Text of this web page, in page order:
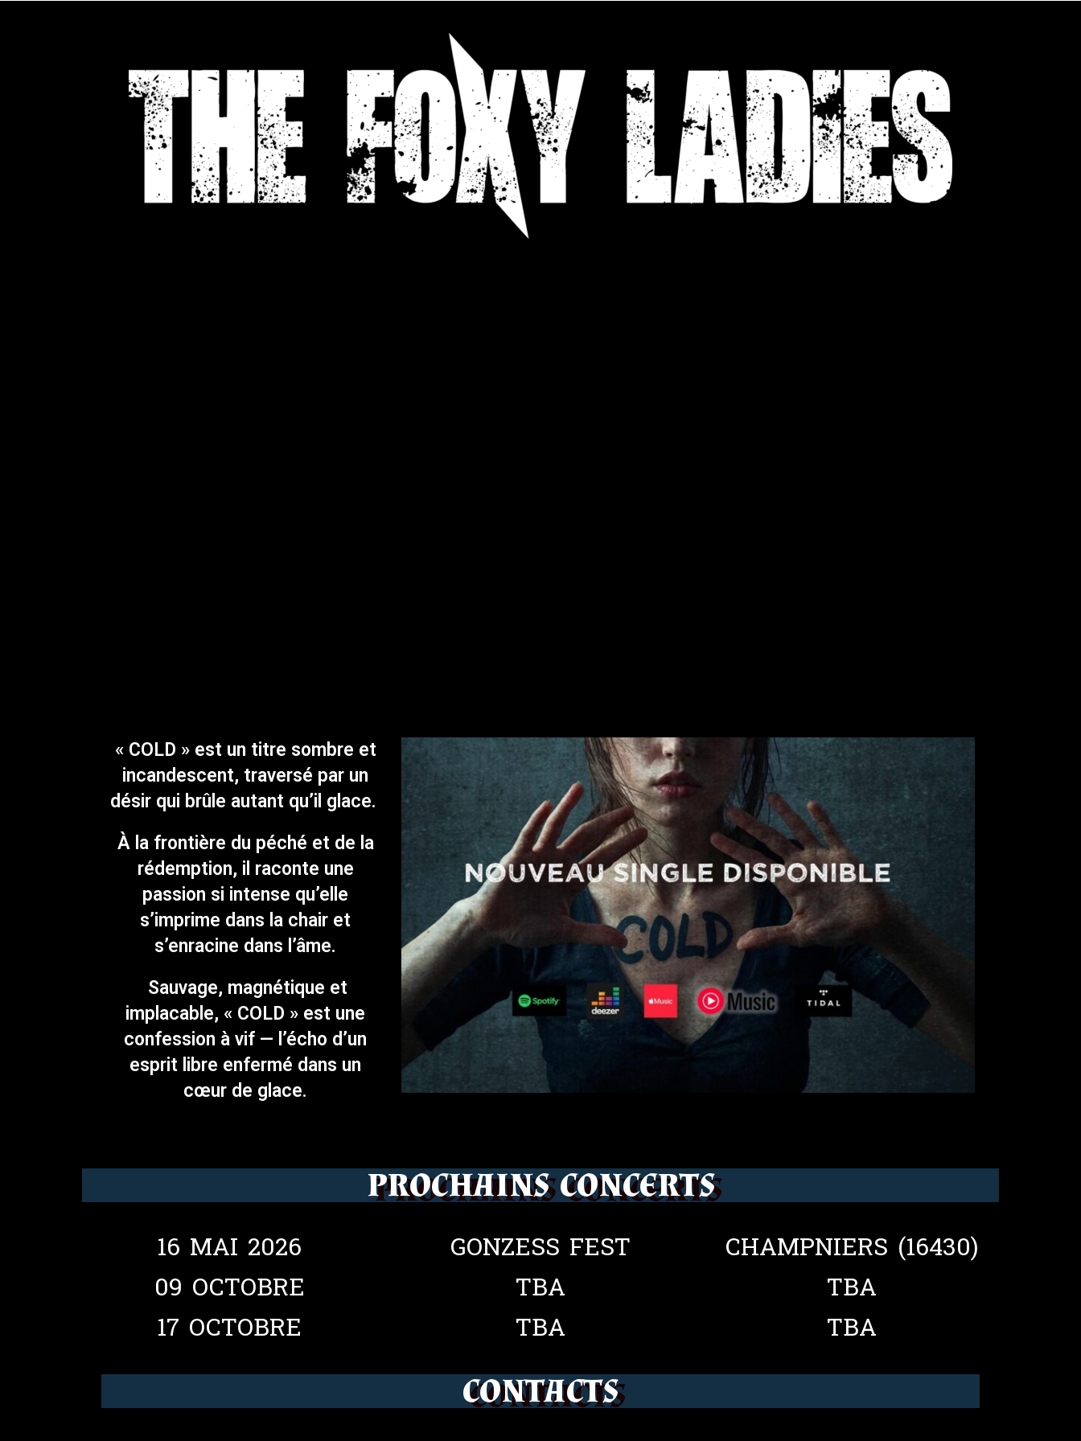
« COLD » est un titre sombre et
incandescent, traversé par un
désir qui brûle autant qu’il glace.
À la frontière du péché et de la
rédemption, il raconte une
passion si intense qu’elle
s’imprime dans la chair et
s’enracine dans l’âme.
Sauvage, magnétique et
implacable, « COLD » est une
confession à vif — l’écho d’un
esprit libre enfermé dans un
cœur de glace.
PROCHAINS CONCERTS
16 MAI 2026 GONZESS FEST
CHAMPNIERS (16430)
09 OCTOBRE
TBA
TBA
17 OCTOBRE
TBA TBA
CONTACTS